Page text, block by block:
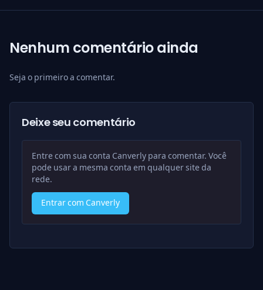
Nenhum comentário ainda
Seja o primeiro a comentar.
Deixe seu comentário
Entre com sua conta Canverly para comentar. Você
pode usar a mesma conta em qualquer site da
rede.
Entrar com Canverly